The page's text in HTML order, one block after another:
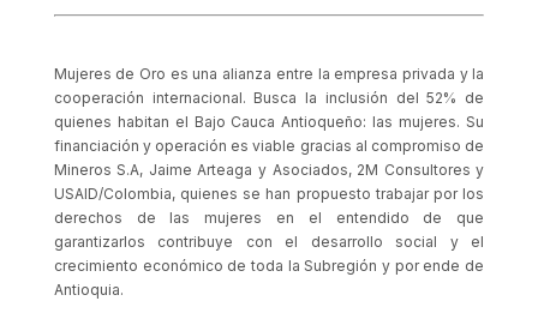
Mujeres de Oro es una alianza entre la empresa privada y la
cooperación internacional. Busca la inclusión del 52% de
quienes habitan el Bajo Cauca Antioqueño: las mujeres. Su
financiación y operación es viable gracias al compromiso de
Mineros S.A, Jaime Arteaga y Asociados, 2M Consultores y
USAID/Colombia, quienes se han propuesto trabajar por los
derechos de las mujeres en el entendido de que
garantizarlos contribuye con el desarrollo social y el
crecimiento económico de toda la Subregión y por ende de
Antioquia.